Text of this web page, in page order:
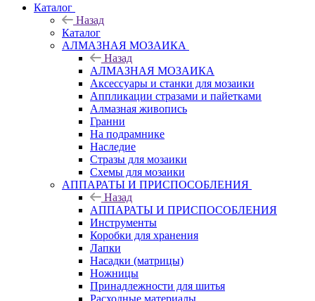
Каталог
Назад
Каталог
АЛМАЗНАЯ МОЗАИКА
Назад
АЛМАЗНАЯ МОЗАИКА
Аксессуары и станки для мозаики
Аппликации стразами и пайетками
Алмазная живопись
Гранни
На подрамнике
Наследие
Стразы для мозаики
Схемы для мозаики
АППАРАТЫ И ПРИСПОСОБЛЕНИЯ
Назад
АППАРАТЫ И ПРИСПОСОБЛЕНИЯ
Инструменты
Коробки для хранения
Лапки
Насадки (матрицы)
Ножницы
Принадлежности для шитья
Расходные материалы